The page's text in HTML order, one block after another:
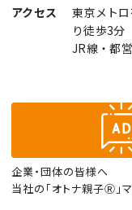
アクセス
東京メト
り徒歩3分
JR線・都
企業・団体の皆様へ
当社の「オトナ親子Ⓡ」